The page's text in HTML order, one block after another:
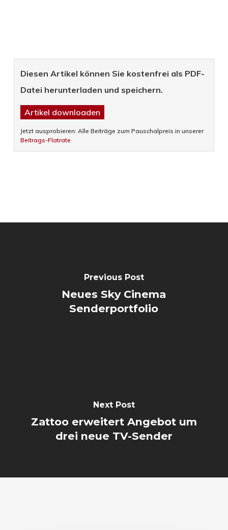
Diesen Artikel können Sie kostenfrei als PDF-
Datei herunterladen und speichern.
Artikel downloaden
Jetzt ausprobieren: Alle Beiträge zum Pauschalpreis in unserer
Beitrags-Flatrate
Previous Post
Neues Sky Cinema
Senderportfolio
Next Post
Zattoo erweitert Angebot um
drei neue TV-Sender